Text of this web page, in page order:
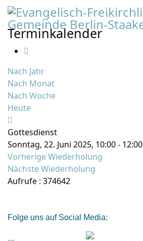
Terminkalender
Nach Jahr
Nach Monat
Nach Woche
Heute
Gottesdienst
Sonntag, 22. Juni 2025, 10:00 - 12:00
Vorherige Wiederholung
Nächste Wiederholung
Aufrufe : 374642
Folge uns auf Social Media: